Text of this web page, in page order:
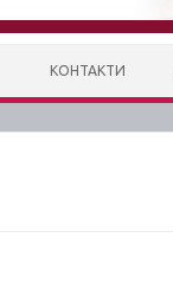
КОНТАКТИ